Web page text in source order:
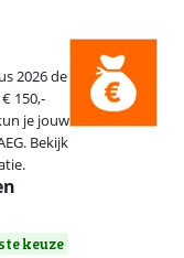
2026 de
150,-
je jouw
Bekijk
keuze